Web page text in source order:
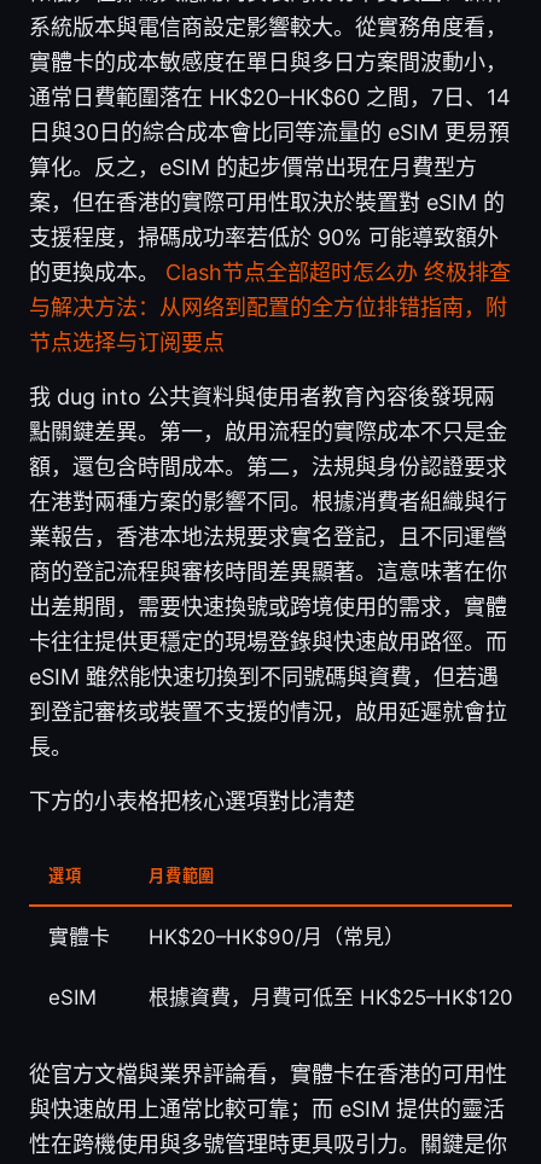
系統版本與電信商設定影響較大。從實務角度看，
實體卡的成本敏感度在單日與多日方案間波動小，
通常日費範圍落在 HK$20–HK$60 之間，7日、14
日與30日的綜合成本會比同等流量的 eSIM 更易預
算化。反之，eSIM 的起步價常出現在月費型方
案，但在香港的實際可用性取決於裝置對 eSIM 的
支援程度，掃碼成功率若低於 90% 可能導致額外
的更換成本。 Clash节点全部超时怎么办 终极排查
与解决方法：从网络到配置的全方位排错指南，附
节点选择与订阅要点
我 dug into 公共資料與使用者教育內容後發現兩
點關鍵差異。第一，啟用流程的實際成本不只是金
額，還包含時間成本。第二，法規與身份認證要求
在港對兩種方案的影響不同。根據消費者組織與行
業報告，香港本地法規要求實名登記，且不同運營
商的登記流程與審核時間差異顯著。這意味著在你
出差期間，需要快速換號或跨境使用的需求，實體
卡往往提供更穩定的現場登錄與快速啟用路徑。而
eSIM 雖然能快速切換到不同號碼與資費，但若遇
到登記審核或裝置不支援的情況，啟用延遲就會拉
長。
下方的小表格把核心選項對比清楚
選項 月費範圍
實體卡 HK$20–HK$90/月（常見）
eSIM 根據資費，月費可低至 HK$25–HK$120
從官方文檔與業界評論看，實體卡在香港的可用性
與快速啟用上通常比較可靠；而 eSIM 提供的靈活
性在跨機使用與多號管理時更具吸引力。關鍵是你